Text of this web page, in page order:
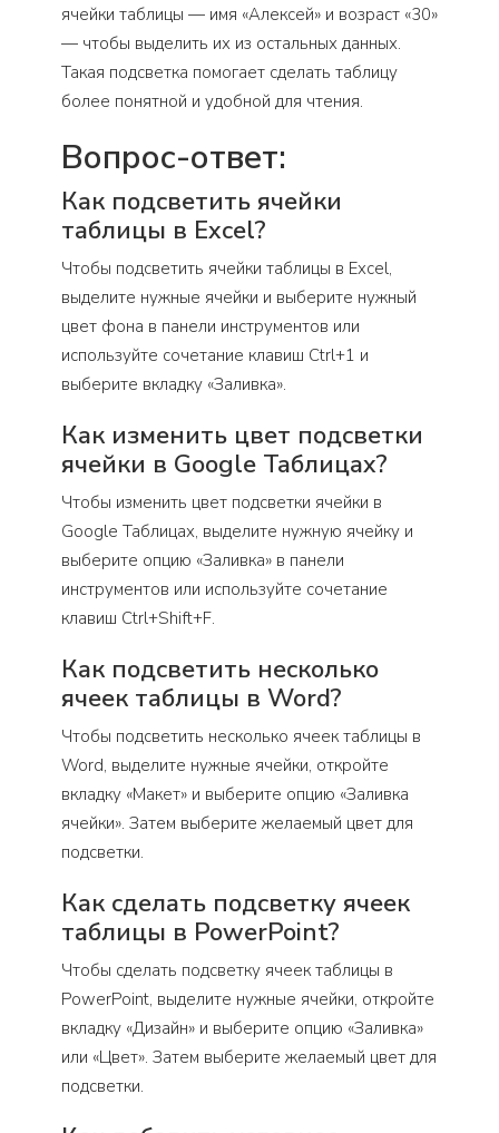
ячейки таблицы — имя «Алексей» и возраст «30»
— чтобы выделить их из остальных данных.
Такая подсветка помогает сделать таблицу
более понятной и удобной для чтения.
Вопрос-ответ:
Как подсветить ячейки
таблицы в Excel?
Чтобы подсветить ячейки таблицы в Excel,
выделите нужные ячейки и выберите нужный
цвет фона в панели инструментов или
используйте сочетание клавиш Ctrl+1 и
выберите вкладку «Заливка».
Как изменить цвет подсветки
ячейки в Google Таблицах?
Чтобы изменить цвет подсветки ячейки в
Google Таблицах, выделите нужную ячейку и
выберите опцию «Заливка» в панели
инструментов или используйте сочетание
клавиш Ctrl+Shift+F.
Как подсветить несколько
ячеек таблицы в Word?
Чтобы подсветить несколько ячеек таблицы в
Word, выделите нужные ячейки, откройте
вкладку «Макет» и выберите опцию «Заливка
ячейки». Затем выберите желаемый цвет для
подсветки.
Как сделать подсветку ячеек
таблицы в PowerPoint?
Чтобы сделать подсветку ячеек таблицы в
PowerPoint, выделите нужные ячейки, откройте
вкладку «Дизайн» и выберите опцию «Заливка»
или «Цвет». Затем выберите желаемый цвет для
подсветки.